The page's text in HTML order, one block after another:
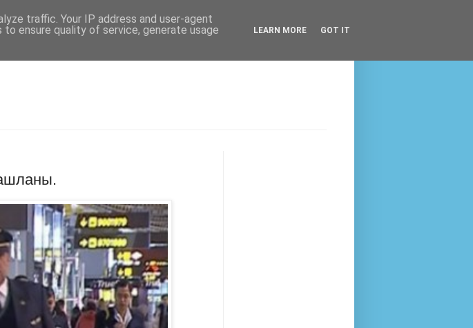
traffic. Your IP address and user-agent
ensure quality of service, generate usage
LEARN MORE GOT IT